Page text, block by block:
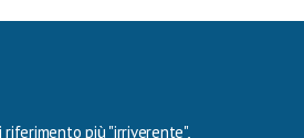
più "irriverente",